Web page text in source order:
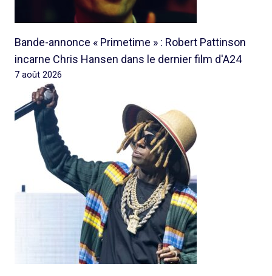
Bande-annonce « Primetime » : Robert Pattinson
incarne Chris Hansen dans le dernier film d'A24
7 août 2026